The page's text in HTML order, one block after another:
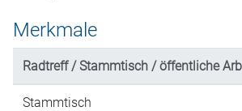
Merkmale
Radtreff / Stammtisch / öffentliche
Stammtisch